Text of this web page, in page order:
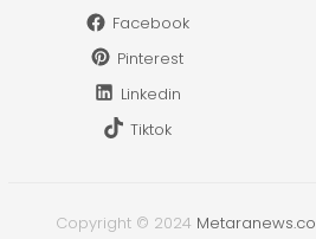
Facebook
Pinterest
Linkedin
Tiktok
Copyright © 2024 Metaranews.co